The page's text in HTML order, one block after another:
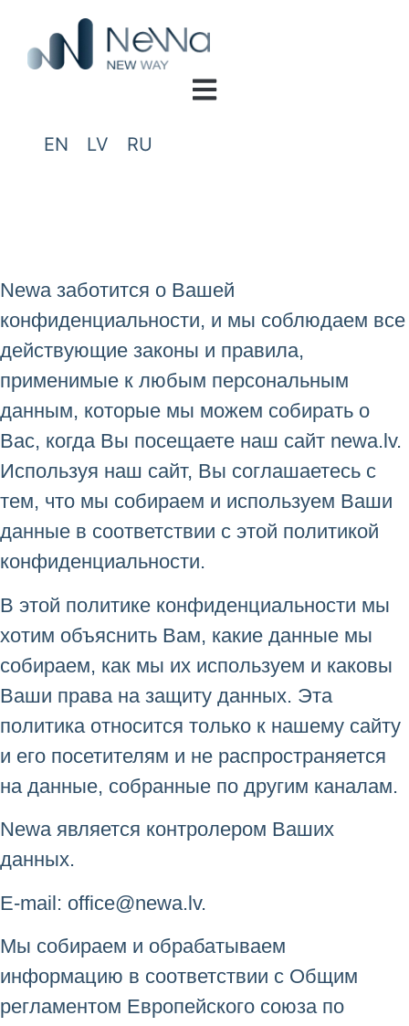
EN LV RU
Newa заботится о Вашей
конфиденциальности, и мы соблюдаем все
действующие законы и правила,
применимые к любым персональным
данным, которые мы можем собирать о
Вас, когда Вы посещаете наш сайт newa.lv.
Используя наш сайт, Вы соглашаетесь с
тем, что мы собираем и используем Ваши
данные в соответствии с этой политикой
конфиденциальности.
В этой политике конфиденциальности мы
хотим объяснить Вам, какие данные мы
собираем, как мы их используем и каковы
Ваши права на защиту данных. Эта
политика относится только к нашему сайту
и его посетителям и не распространяется
на данные, собранные по другим каналам.
Newa является контролером Ваших
данных.
E-mail: office@newa.lv.
Мы собираем и обрабатываем
информацию в соответствии с Общим
регламентом Европейского союза по